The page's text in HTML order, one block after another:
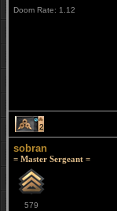
Doom Rate: 1.12
2
sobran
= Master Sergeant =
579